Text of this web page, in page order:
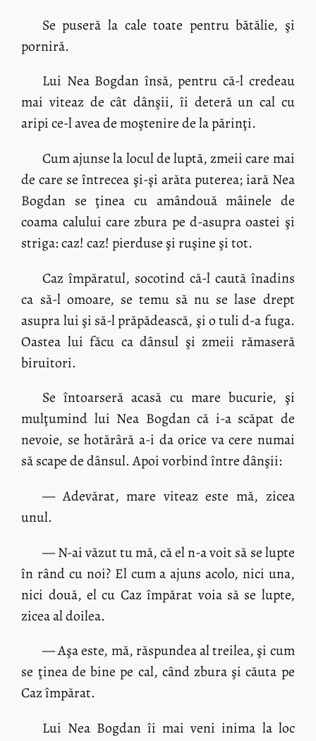
Se puseră la cale toate pentru bătălie, şi
porniră.
Lui Nea Bogdan însă, pentru că-l credeau
mai viteaz de cât dânşii, îi deteră un cal cu
aripi ce-l avea de moştenire de la părinţi.
Cum ajunse la locul de luptă, zmeii care mai
de care se întrecea şi-şi arăta puterea; iară Nea
Bogdan se ţinea cu amândouă mâinele de
coama calului care zbura pe d-asupra oastei şi
striga: caz! caz! pierduse şi ruşine şi tot.
Caz împăratul, socotind că-l caută înadins
ca să-l omoare, se temu să nu se lase drept
asupra lui şi să-l prăpădească, şi o tuli d-a fuga.
Oastea lui făcu ca dânsul şi zmeii rămaseră
biruitori.
Se întoarseră acasă cu mare bucurie, şi
mulţumind lui Nea Bogdan că i-a scăpat de
nevoie, se hotărâră a-i da orice va cere numai
să scape de dânsul. Apoi vorbind între dânşii:
— Adevărat, mare viteaz este mă, zicea
unul.
— N-ai văzut tu mă, că el n-a voit să se lupte
în rând cu noi? El cum a ajuns acolo, nici una,
nici două, el cu Caz împărat voia să se lupte,
zicea al doilea.
— Aşa este, mă, răspundea al treilea, şi cum
se ţinea de bine pe cal, când zbura şi căuta pe
Caz împărat.
Lui Nea Bogdan îi mai veni inima la loc